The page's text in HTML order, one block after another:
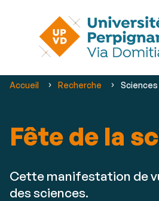
Vous
Accueil Recherche
Fête de la
Cette manifestation de
des sciences.